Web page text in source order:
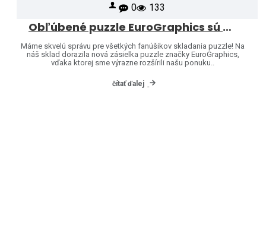
0 133
Obľúbené puzzle EuroGraphics sú opäť skladom – a ponuku sme rozšírili o ďalšie motívy!
Máme skvelú správu pre všetkých fanúšikov skladania puzzle! Na
náš sklad dorazila nová zásielka puzzle značky EuroGraphics,
vďaka ktorej sme výrazne rozšírili našu ponuku..
čítať ďalej